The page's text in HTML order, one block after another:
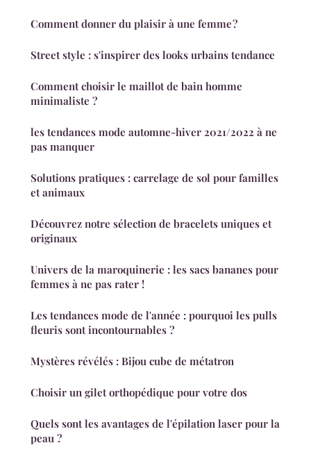
Comment donner du plaisir à une femme ?
Street style : s'inspirer des looks urbains tendance
Comment choisir le maillot de bain homme
minimaliste ?
les tendances mode automne-hiver 2021/2022 à ne
pas manquer
Solutions pratiques : carrelage de sol pour familles
et animaux
Découvrez notre sélection de bracelets uniques et
originaux
Univers de la maroquinerie : les sacs bananes pour
femmes à ne pas rater !
Les tendances mode de l'année : pourquoi les pulls
fleuris sont incontournables ?
Mystères révélés : Bijou cube de métatron
Choisir un gilet orthopédique pour votre dos
Quels sont les avantages de l'épilation laser pour la
peau ?